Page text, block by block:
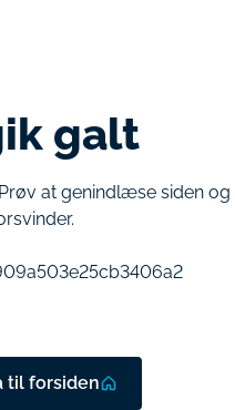
galt
at genindlæse siden og
til forsiden